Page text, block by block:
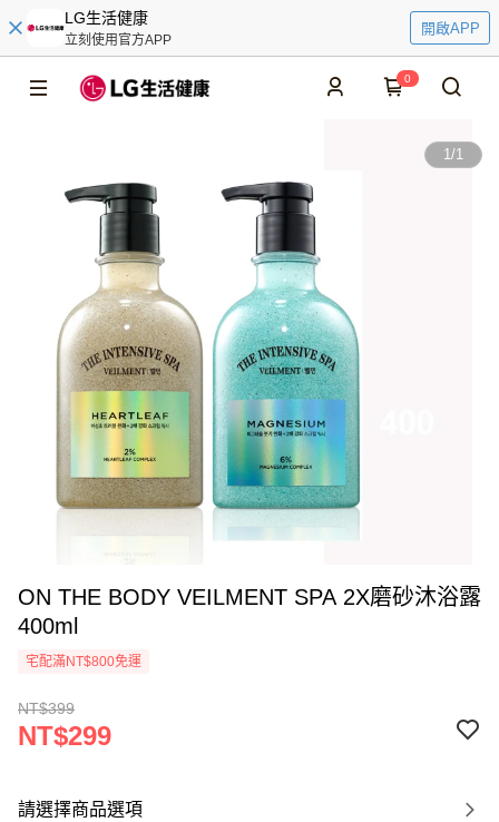
LG生活健康
立刻使用官方APP
開啟APP
0
1/1
ON THE BODY VEILMENT SPA 2X磨砂沐浴露
400ml
宅配滿NT$800免運
NT$399
NT$299
請選擇商品選項